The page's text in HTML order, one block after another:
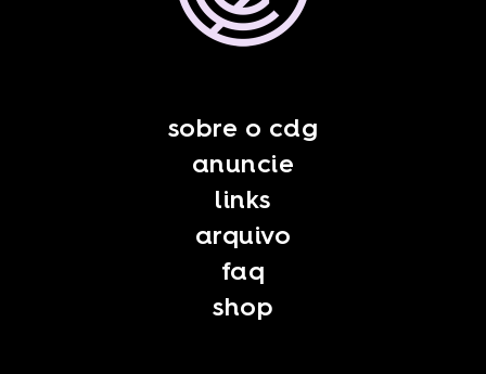
sobre o cdg
anuncie
links
arquivo
faq
shop